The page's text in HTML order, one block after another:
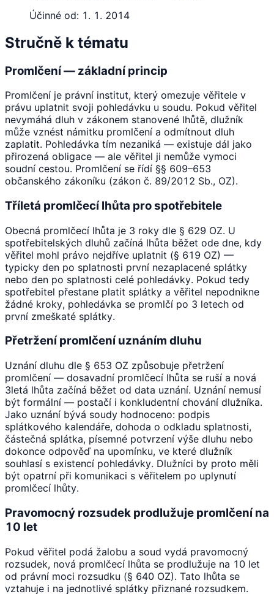
Účinné od: 1. 1. 2014
Stručně k tématu
Promlčení — základní princip
Promlčení je právní institut, který omezuje věřitele v
právu uplatnit svoji pohledávku u soudu. Pokud věřitel
nevymáhá dluh v zákonem stanovené lhůtě, dlužník
může vznést námitku promlčení a odmítnout dluh
zaplatit. Pohledávka tím nezaniká — existuje dál jako
přirozená obligace — ale věřitel ji nemůže vymoci
soudní cestou. Promlčení se řídí §§ 609–653
občanského zákoníku (zákon č. 89/2012 Sb., OZ).
Tříletá promlčecí lhůta pro spotřebitele
Obecná promlčecí lhůta je 3 roky dle § 629 OZ. U
spotřebitelských dluhů začíná lhůta běžet ode dne, kdy
věřitel mohl právo nejdříve uplatnit (§ 619 OZ) —
typicky den po splatnosti první nezaplacené splátky
nebo den po splatnosti celé pohledávky. Pokud tedy
spotřebitel přestane platit splátky a věřitel nepodnikne
žádné kroky, pohledávka se promlčí po 3 letech od
první zmeškaté splátky.
Přetržení promlčení uznáním dluhu
Uznání dluhu dle § 653 OZ způsobuje přetržení
promlčení — dosavadní promlčecí lhůta se ruší a nová
3letá lhůta začíná běžet od data uznání. Uznání nemusí
být formální — postačí i konkludentní chování dlužníka.
Jako uznání bývá soudy hodnoceno: podpis
splátkového kalendáře, dohoda o odkladu splatnosti,
částečná splátka, písemné potvrzení výše dluhu nebo
dokonce odpověď na upomínku, ve které dlužník
souhlasí s existencí pohledávky. Dlužníci by proto měli
být opatrní při komunikaci s věřitelem po uplynutí
promlčecí lhůty.
Pravomocný rozsudek prodlužuje promlčení na
10 let
Pokud věřitel podá žalobu a soud vydá pravomocný
rozsudek, nová promlčecí lhůta se prodlužuje na 10 let
od právní moci rozsudku (§ 640 OZ). Tato lhůta se
vztahuje i na jednotlivé splátky přiznané rozsudkem.